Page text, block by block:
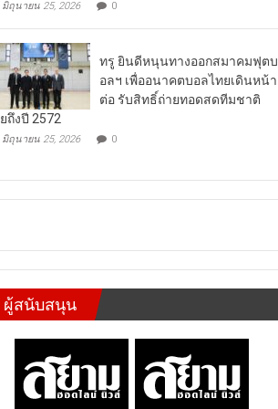
มิถุนายน 25, 2026 0
ทรู ยินดีหนุนทางออกสมาคมฟุตบ
อลฯ เพื่ออนาคตบอลไทยเดินหน้า
ต่อ รับสิทธิ์ถ่ายทอดสดทีมชาติ
ถึงปี 2572
มิถุนายน 25, 2026 0
ผู้สนับสนุน